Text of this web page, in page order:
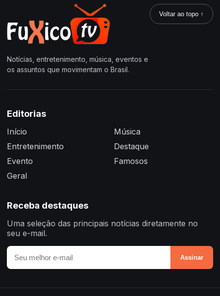
Notícias, entretenimento, música, eventos e
os assuntos que movimentam o Brasil.
Voltar ao topo ↑
Editorias
Início
Entretenimento
Evento
Geral
Música
Destaque
Famosos
Receba destaques
Uma seleção das principais notícias diretamente no
seu e-mail.
Assinar